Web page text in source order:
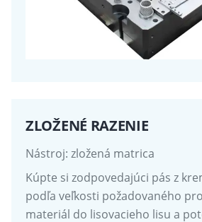
ZLOŽENÉ RAZENIE
Nástroj: zložená matrica
Kúpte si zodpovedajúci pás z
podľa veľkosti požadovaného
materiál do lisovacieho lisu a